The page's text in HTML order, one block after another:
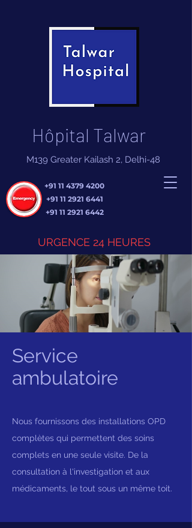
Hôpital Talwar
+91 11 4379 4200
+91 11 2921 6441
+91 11 2921 6442
URGENCE 24 HEURES
M139 Greater Kailash 2, Delhi-48
Service
ambulatoire
Nous fournissons des installations OPD
complètes qui permettent des soins
complets en une seule visite. De la
consultation à l'investigation et aux
médicaments, le tout sous un même toit.